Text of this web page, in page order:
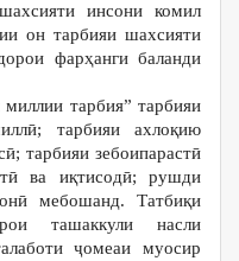
инсони комил
он тарбияи шахсияти
фарҳанги баланди
тарбия” тарбияи
тарбияи ахлоқию
тарбияи зебоипарастӣ
ва иқтисодӣ; рушди
мебошанд. Татбиқи
ташаккули насли
ҷомеаи муосир